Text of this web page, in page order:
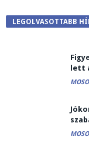
LEGOLVASOTTABB
MOSONVÁRMEGYE
lett